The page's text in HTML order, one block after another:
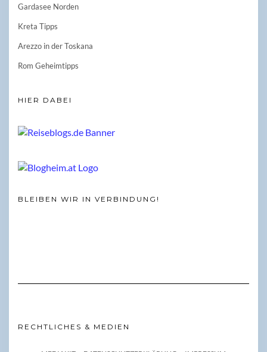
Gardasee Norden
Kreta Tipps
Arezzo in der Toskana
Rom Geheimtipps
HIER DABEI
BLEIBEN WIR IN VERBINDUNG!
RECHTLICHES & MEDIEN